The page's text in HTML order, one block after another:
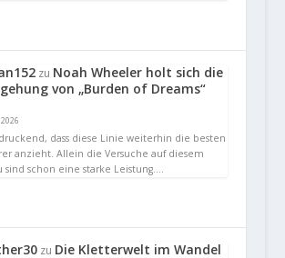
zu Noah Wheeler holt sich die
von „Burden of Dreams“
dass diese Linie weiterhin die besten
anzieht. Allein die Versuche auf diesem
sind schon eine starke Leistung.…
zu Die Kletterwelt im Wandel